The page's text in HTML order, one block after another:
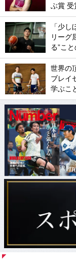
ぶ賞 受
「少
リーグ
る”こ
世界の
ブレイ
学ぶこ